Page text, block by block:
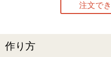
注文で
作り方